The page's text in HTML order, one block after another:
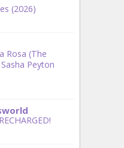
(2026)
Rosa (The
Peyton